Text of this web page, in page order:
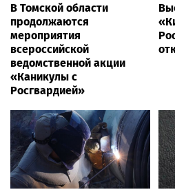
В Томской области
продолжаются
мероприятия
всероссийской
ведомственной акции
«Каникулы с
Росгвардией»